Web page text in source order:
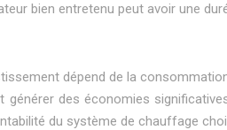
bien entretenu peut avoir une
dépend de la
des économies
du système de chauffage